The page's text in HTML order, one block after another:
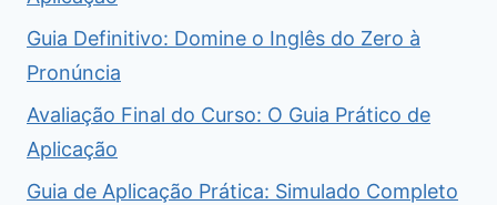
Guia Definitivo: Domine o Inglês do Zero à
Pronúncia
Avaliação Final do Curso: O Guia Prático de
Aplicação
Guia de Aplicação Prática: Simulado Completo